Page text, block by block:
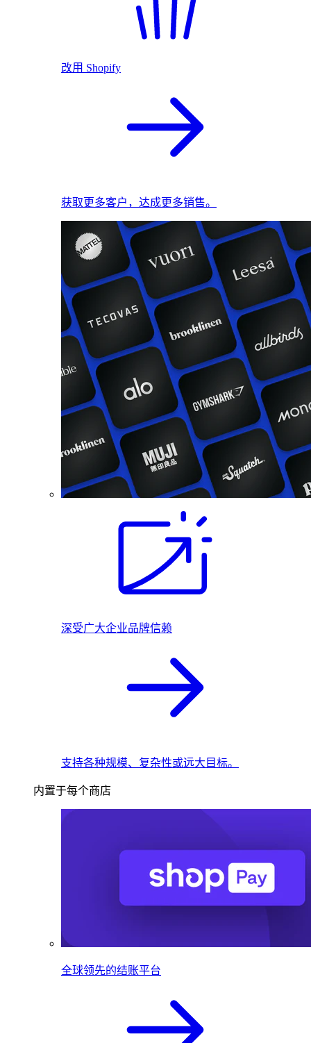
改用 Shopify
获取更多客户，达成更多销售。
深受广大企业品牌信赖
支持各种规模、复杂性或远大目标。
内置于每个商店
全球领先的结账平台